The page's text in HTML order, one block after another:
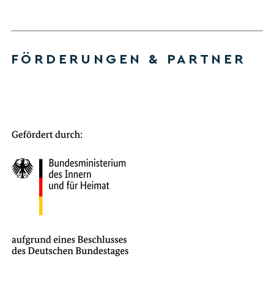
FÖRDERUNGEN & PARTNER